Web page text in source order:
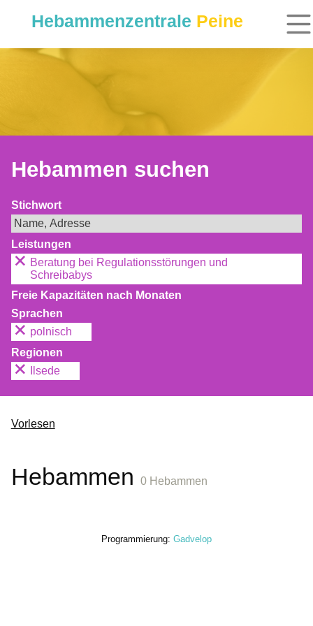
Hebammenzentrale Peine
Hebammen suchen
Stichwort
Leistungen
Beratung bei Regulationsstörungen und
Schreibabys
Freie Kapazitäten nach Monaten
Sprachen
polnisch
Regionen
Ilsede
Vorlesen
Hebammen 0 Hebammen
Programmierung: Gadvelop